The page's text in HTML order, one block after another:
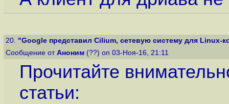
20. "Google представил Cilium, сетевую систему для Linux-
Сообщение от Аноним (??) on 03-Ноя-16, 21:11
Прочитайте
статьи: